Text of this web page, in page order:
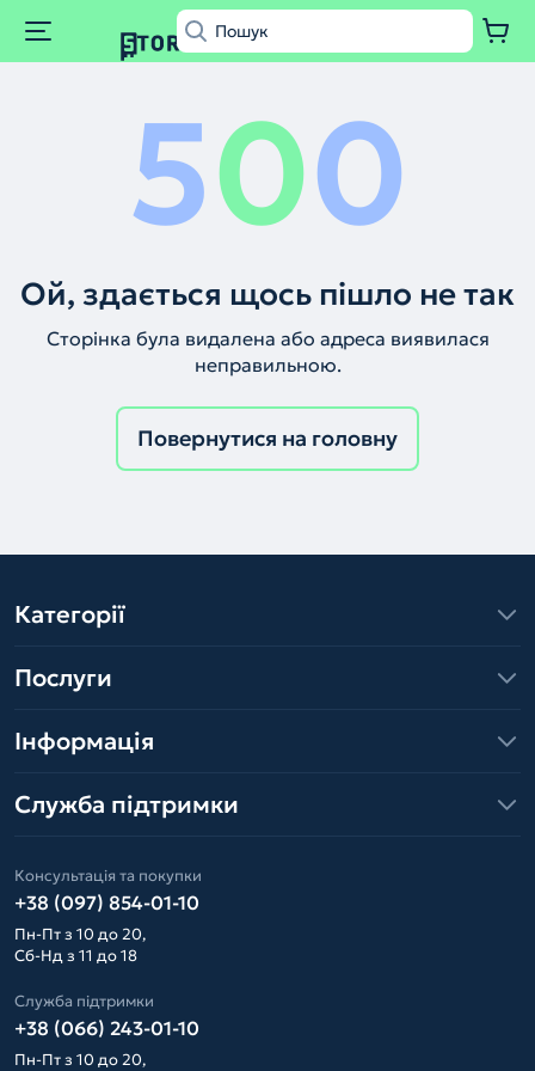
500
Ой, здається щось пішло не так
Сторінка була видалена або адреса виявилася
неправильною.
Повернутися на головну
Категорії
Послуги
Інформація
Служба підтримки
Консультація та покупки
+38 (097) 854-01-10
Пн-Пт з 10 до 20,
Сб-Нд з 11 до 18
Служба підтримки
+38 (066) 243-01-10
Пн-Пт з 10 до 20,